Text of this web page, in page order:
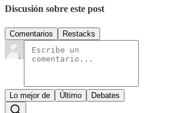
Discusión sobre este post
Comentarios Restacks
Lo mejor de Último Debates